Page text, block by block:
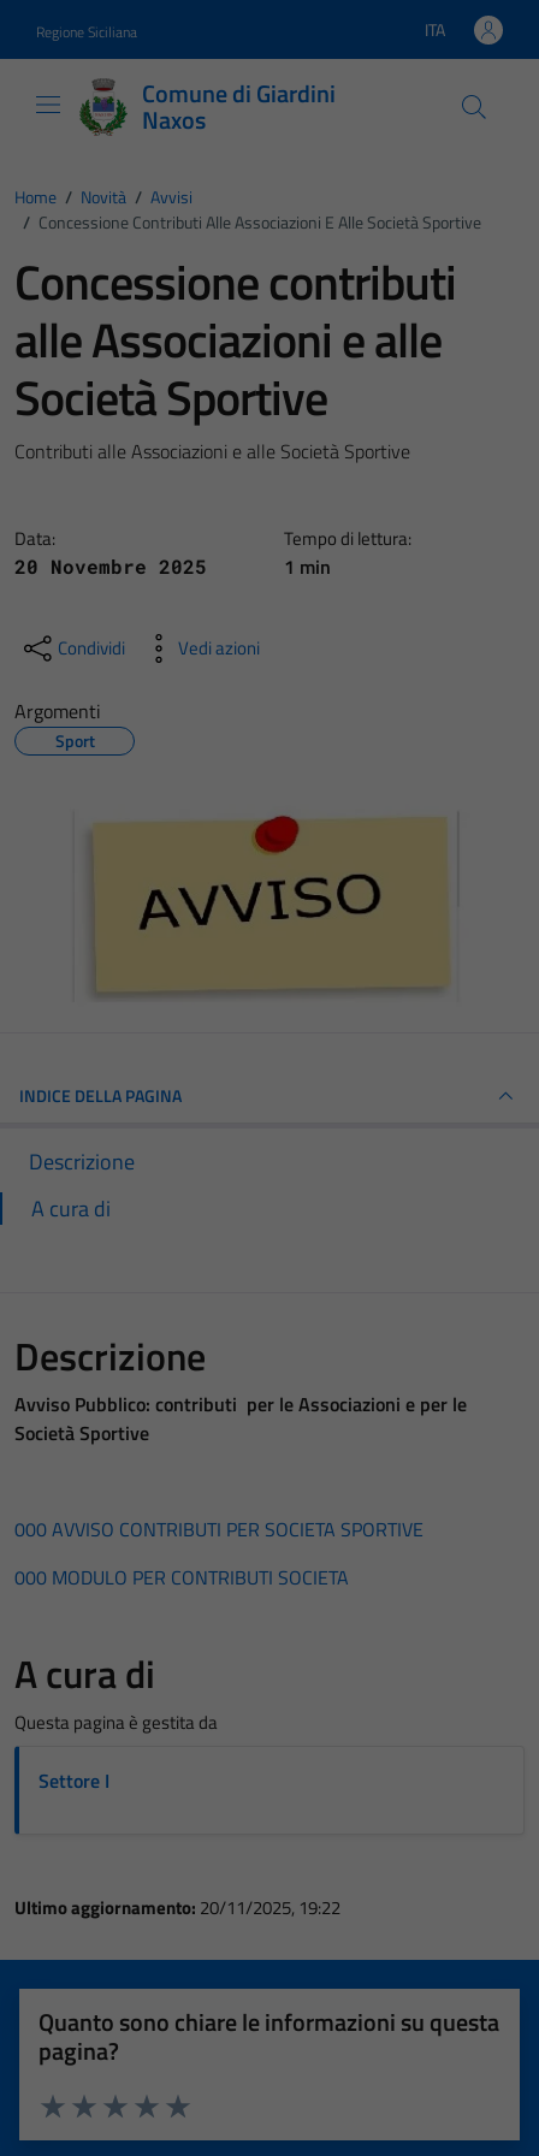
Regione Siciliana Lingua attiva:
ITA
Comune di Giardini
Naxos
Home / Novità / Avvisi
/ Concessione Contributi Alle Associazioni E Alle Società Sportive
Concessione contributi
alle Associazioni e alle
Società Sportive
Contributi alle Associazioni e alle Società Sportive
Data:
20 Novembre 2025
Tempo di lettura:
1 min
Condividi Vedi azioni
Argomenti
Sport
INDICE DELLA PAGINA
Descrizione
A cura di
Descrizione
Avviso Pubblico: contributi per le Associazioni e per le
Società Sportive
000 AVVISO CONTRIBUTI PER SOCIETA SPORTIVE
000 MODULO PER CONTRIBUTI SOCIETA
A cura di
Questa pagina è gestita da
Settore I
Ultimo aggiornamento: 20/11/2025, 19:22
Quanto sono chiare le informazioni su questa
pagina?
Valuta 5 stelle su 5
Valuta 4 stelle su 5
Valuta 3 stelle su 5
Valuta 2 stelle su 5
Valuta 1 stelle su 5